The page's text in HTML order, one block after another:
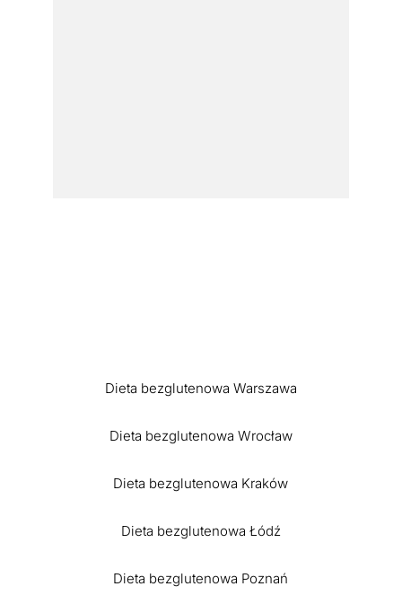
Dieta bezglutenowa Warszawa
Dieta bezglutenowa Wrocław
Dieta bezglutenowa Kraków
Dieta bezglutenowa Łódź
Dieta bezglutenowa Poznań